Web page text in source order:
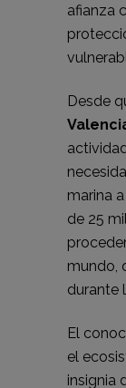
afianza
Desde
marina
de 25
mundo,
durante
El
el
insignia